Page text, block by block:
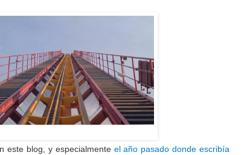
este blog, y especialmente el año pasado donde escribía